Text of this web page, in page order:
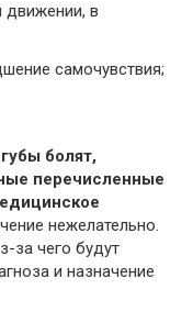
в
самочувствия;
болят,
перечисленные
нежелательно.
за чего будут
и назначение